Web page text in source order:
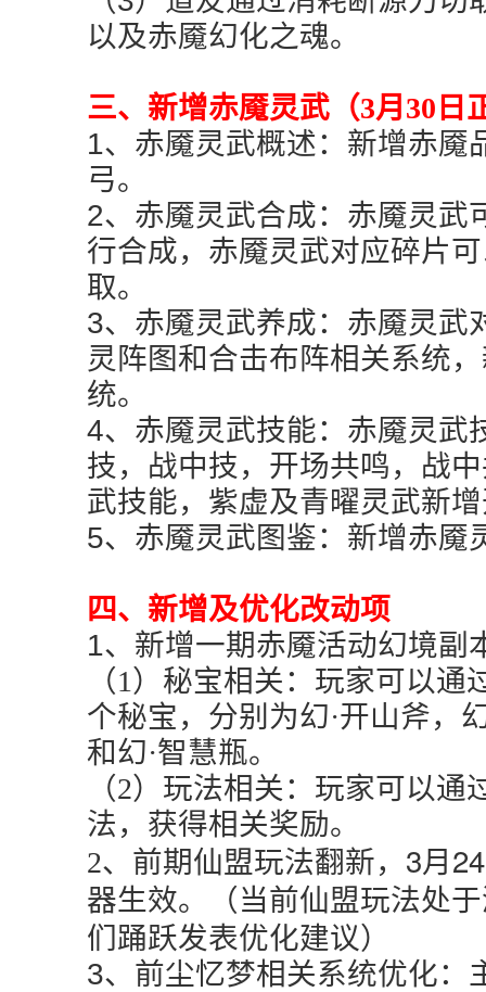
以及赤魇幻化之魂。
三、新增赤魇灵武（3月30日
1、赤魇灵武概述：新增赤魇
弓。
2、赤魇灵武合成：赤魇灵武
行合成，赤魇灵武对应碎片
取。
3、赤魇灵武养成：赤魇灵武
灵阵图和合击布阵相关系统
统。
4、赤魇灵武技能：赤魇灵武
技，战中技，开场共鸣，战
武技能，紫虚及青曜灵武新
5、赤魇灵武图鉴：新增赤魇
四、 新增及优化改动项
1、新增一期赤魇活动幻境副
（1）秘宝相关：玩家可以
个秘宝，分别为幻·开山斧，
和幻·智慧瓶。
（2）玩法相关：玩家可以
法，获得相关奖励。
2、前期仙盟玩法翻新， 3月
器生效。（当前仙盟玩法处
们踊跃发表优化建议）
3、前尘忆梦相关系统优化：